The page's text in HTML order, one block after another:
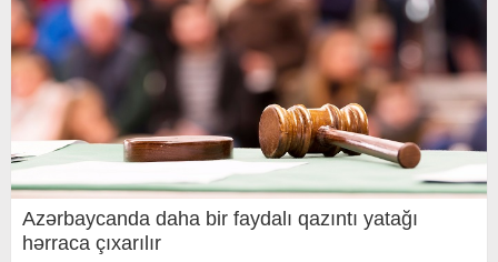
Azərbaycanda daha bir faydalı qazıntı yatağı
hərraca çıxarılır